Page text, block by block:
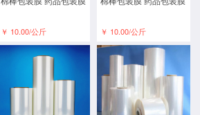
￥ 10.00/公斤 ￥ 10.00/公斤